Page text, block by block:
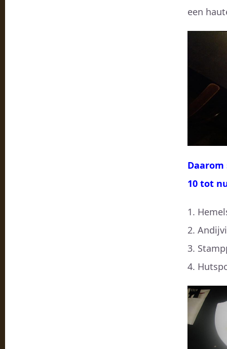
een
Daarom
10 tot